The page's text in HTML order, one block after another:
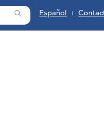
Español |